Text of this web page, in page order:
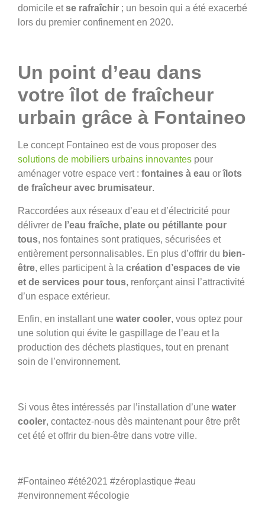
domicile etse rafraîchir ; un besoin qui a été exacerbé
lors du premier confinement en 2020.
Un point d’eau dans
votre îlot de fraîcheur
urbain grâce à Fontaineo
Le concept Fontaineo est de vous proposer des
solutions de mobiliers urbains innovantes pour
aménager votre espace vert : fontaines à eau orîlots
de fraîcheur avec brumisateur.
Raccordées aux réseaux d’eau et d’électricité pour
délivrer de l’eau fraîche, plate ou pétillante pour
tous, nos fontaines sont pratiques, sécurisées et
entièrement personnalisables. En plus d’offrir du bien-
être, elles participent à la création d’espaces de vie
et de services pour tous, renforçant ainsi l’attractivité
d’un espace extérieur.
Enfin, en installant une water cooler, vous optez pour
une solution qui évite le gaspillage de l’eau et la
production des déchets plastiques, tout en prenant
soin de l’environnement.
Si vous êtes intéressés par l’installation d’une water
cooler, contactez-nous dès maintenant pour être prêt
cet été et offrir du bien-être dans votre ville.
#Fontaineo #été2021 #zéroplastique #eau
#environnement #écologie